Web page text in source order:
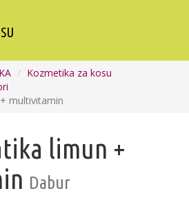
Kozmetika za kosu
multivitamin
limun +
Dabur